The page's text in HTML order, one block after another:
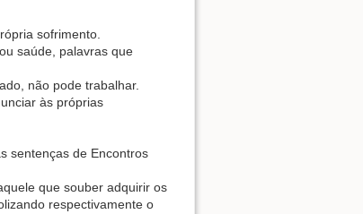
sofrimento.
saúde, palavras que
não pode trabalhar.
às próprias
sentenças de Encontros
que souber adquirir os
respectivamente o